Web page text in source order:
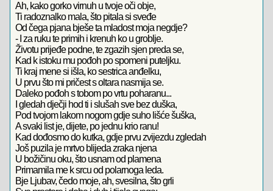
Ah, kako gorko virnuh u tvoje oči obje,
Ti radoznalko mala, što pitala si sveđe
Od čega pjana bješe ta mladost moja negdje?
- I za ruku te primih i krenuh ko u groblje.
Životu prijeđe podne, te zgazih sjen preda se,
Kad k istoku mu pođoh po spomeni puteljku.
Ti kraj mene si išla, ko sestrica anđelku,
U prvu što mi pričest s oltara nasmija se.
Daleko pođoh s tobom po vrtu poharanu...
I gledah dječji hod ti i slušah sve bez duška,
Pod tvojom lakom nogom gdje suho lišće šuška,
A svaki list je, dijete, po jednu krio ranu!
Kad dođosmo do kutka, gdje prvu zvijezdu zgledah
Još puzila je mrtvo blijeda zraka njena
U božičinu oku, što usnam od plamena
Primamila me k srcu od polarnoga leda.
Bje Ljubav, čedo moje, ah, svesilna, što grli